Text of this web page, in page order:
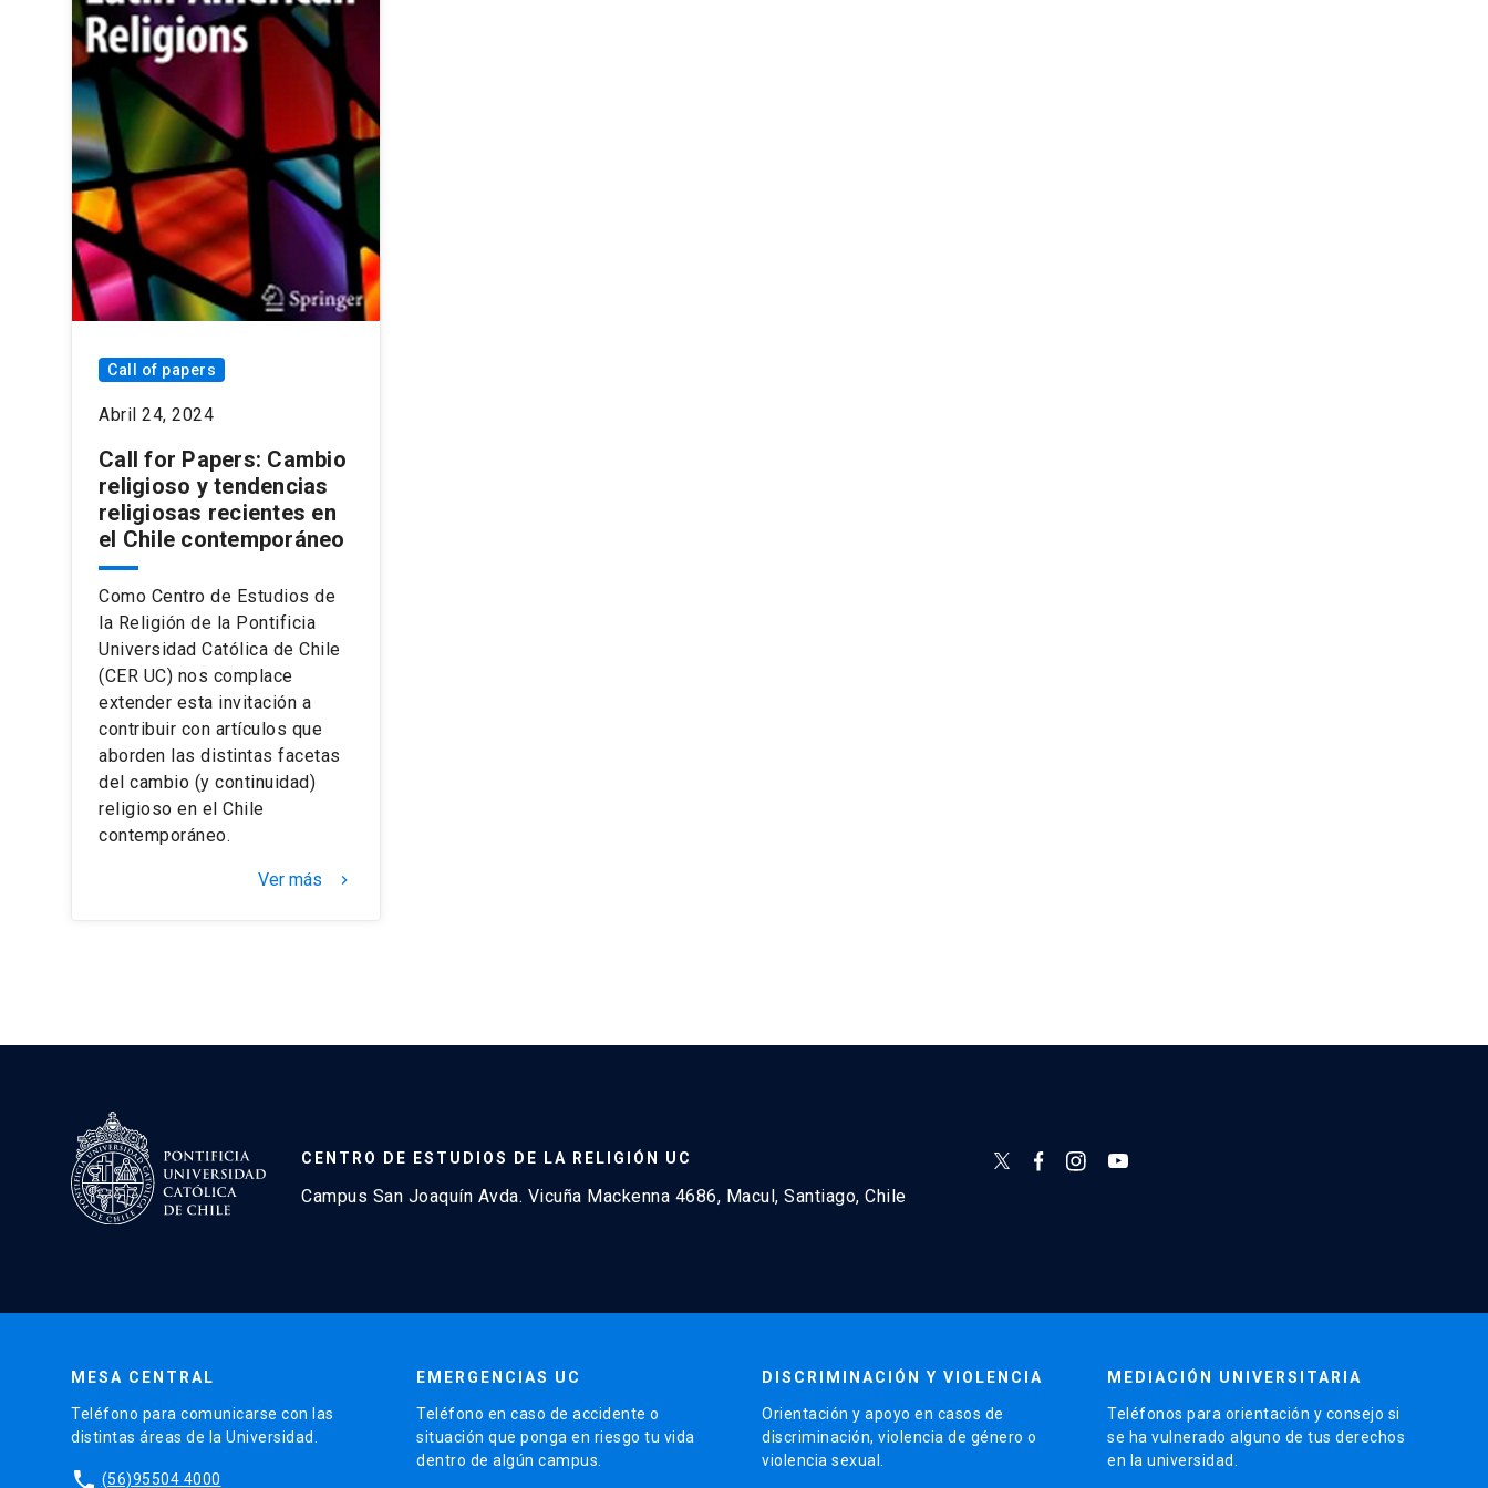
Call of papers
Abril 24, 2024
Call for Papers: Cambio
religioso y tendencias
religiosas recientes en
el Chile contemporáneo
Como Centro de Estudios de
la Religión de la Pontificia
Universidad Católica de Chile
(CER UC) nos complace
extender esta invitación a
contribuir con artículos que
aborden las distintas facetas
del cambio (y continuidad)
religioso en el Chile
contemporáneo.
Ver más keyboard_arrow_right
CENTRO DE ESTUDIOS DE LA RELIGIÓN UC
Campus San Joaquín Avda. Vicuña Mackenna 4686, Macul, Santiago, Chile
MESA CENTRAL
Teléfono para comunicarse con las
distintas áreas de la Universidad.
phone (56)95504 4000
EMERGENCIAS UC
Teléfono en caso de accidente o
situación que ponga en riesgo tu vida
dentro de algún campus.
DISCRIMINACIÓN Y VIOLENCIA
Orientación y apoyo en casos de
discriminación, violencia de género o
violencia sexual.
MEDIACIÓN UNIVERSITARIA
Teléfonos para orientación y consejo si
se ha vulnerado alguno de tus derechos
en la universidad.